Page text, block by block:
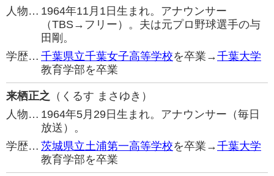
人物… 1964年11月1日生まれ。アナウンサー
（TBS→フリー）。夫は元プロ野球選手の与
田剛。
学歴… 千葉県立千葉女子高等学校を卒業→千葉大学
教育学部を卒業
来栖正之 （くるす まさゆき）
人物… 1964年5月29日生まれ。アナウンサー（毎日
放送）。
学歴… 茨城県立土浦第一高等学校を卒業→千葉大学
教育学部を卒業